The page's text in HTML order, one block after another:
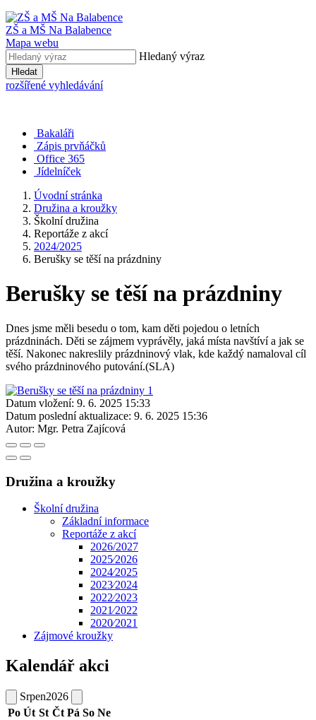
ZŠ a MŠ Na Balabence
Mapa webu
Hledaný výraz
Hledat
rozšířené vyhledávání
Bakaláři
Zápis prvňáčků
Office 365
Jídelníček
Úvodní stránka
Družina a kroužky
Školní družina
Reportáže z akcí
2024/2025
Berušky se těší na prázdniny
Berušky se těší na prázdniny
Dnes jsme měli besedu o tom, kam děti pojedou o letních
prázdninách. Děti se zájmem vyprávěly, jaká místa navštíví a jak se
těší. Nakonec nakreslily prázdninový vlak, kde každý namaloval cíl
svého prázdninového putování.(SLA)
Datum vložení: 9. 6. 2025 15:33
Datum poslední aktualizace: 9. 6. 2025 15:36
Autor: Mgr. Petra Zajícová
Družina a kroužky
Školní družina
Základní informace
Reportáže z akcí
2026/2027
2025⁄2026
2024⁄2025
2023⁄2024
2022⁄2023
2021⁄2022
2020⁄2021
Zájmové kroužky
Kalendář akci
Srpen2026
Po Út St Čt Pá So Ne